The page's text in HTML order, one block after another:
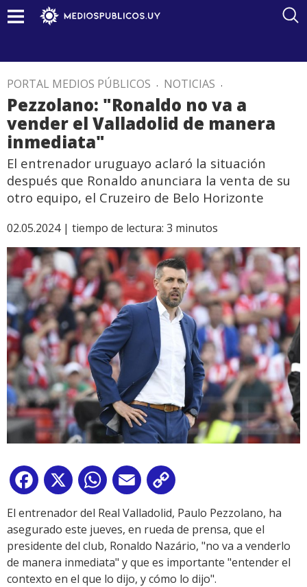
PORTAL MEDIOS PÚBLICOS . NOTICIAS .
Pezzolano: "Ronaldo no va a
vender el Valladolid de manera
inmediata"
El entrenador uruguayo aclaró la situación
después que Ronaldo anunciara la venta de su
otro equipo, el Cruzeiro de Belo Horizonte
02.05.2024 | tiempo de lectura: 3 minutos
Facebook
X WhatsApp
Email
Link
El entrenador del Real Valladolid, Paulo Pezzolano, ha
asegurado este jueves, en rueda de prensa, que el
presidente del club, Ronaldo Nazário, "no va a venderlo
de manera inmediata" y que es importante "entender el
contexto en el que lo dijo, y cómo lo dijo".